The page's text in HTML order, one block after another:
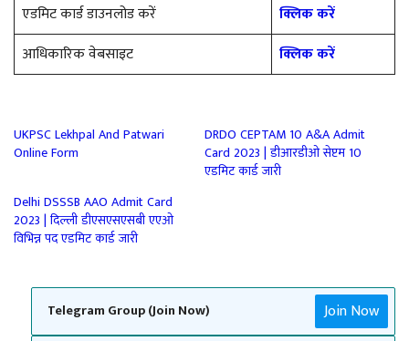
एडमिट कार्ड डाउनलोड करें
क्लिक करें
आधिकारिक वेबसाइट
क्लिक करें
UKPSC Lekhpal And Patwari
Online Form
DRDO CEPTAM 10 A&A Admit
Card 2023 | डीआरडीओ सेप्टम 10
एडमिट कार्ड जारी
Delhi DSSSB AAO Admit Card
2023 | दिल्ली डीएसएसएसबी एएओ
विभिन्न पद एडमिट कार्ड जारी
Telegram Group (Join Now) Join Now